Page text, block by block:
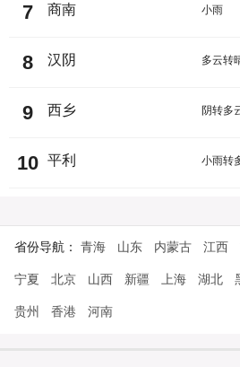
7 商南 小雨
8 汉阴 多云转
9 西乡 阴转多
10 平利 小雨转
省份导航： 青海 山东 内蒙古 江西
宁夏 北京 山西 新疆 上海 湖北
贵州 香港 河南